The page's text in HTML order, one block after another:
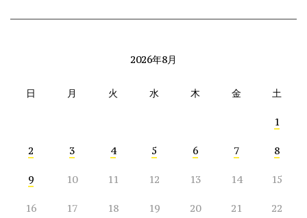
2026年8月
日 月 火 水 木 金 土
1
2 3 4 5 6 7 8
9 10 11 12 13 14 15
16 17 18 19 20 21 22